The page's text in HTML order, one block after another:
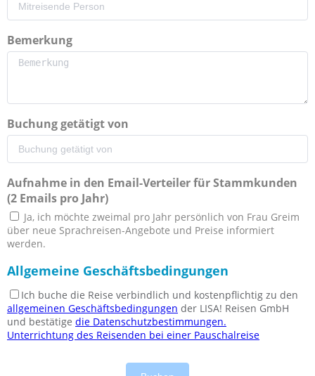
Bemerkung
Buchung getätigt von
Aufnahme in den Email-Verteiler für Stammkunden
(2 Emails pro Jahr)
Ja, ich möchte zweimal pro Jahr persönlich von Frau Greim
über neue Sprachreisen-Angebote und Preise informiert
werden.
Allgemeine Geschäftsbedingungen
Ich buche die Reise verbindlich und kostenpflichtig zu den
allgemeinen Geschäftsbedingungen der LISA! Reisen GmbH
und bestätige die Datenschutzbestimmungen.
Unterrichtung des Reisenden bei einer Pauschalreise